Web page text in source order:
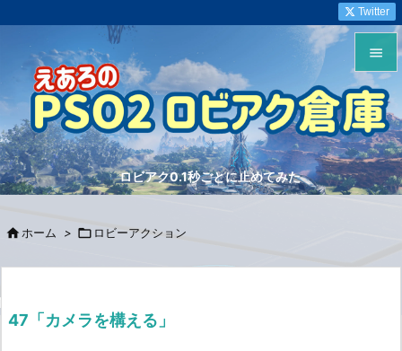
ロビアク0.1秒ごとに止めてみた


メニュ

サイド


Twitter
 ホーム >  ロビーアクション
47「カメラを構える」